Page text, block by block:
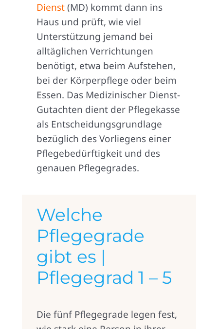
Dienst(MD) kommt dann ins
Haus und prüft, wie viel
Unterstützung jemand bei
alltäglichen Verrichtungen
benötigt, etwa beim Aufstehen,
bei der Körperpflege oder beim
Essen. Das Medizinischer Dienst-
Gutachten dient der Pflegekasse
als Entscheidungsgrundlage
bezüglich des Vorliegens einer
Pflegebedürftigkeit und des
genauen Pflegegrades.
Welche
Pflegegrade
gibt es |
Pflegegrad 1 – 5
Die fünf Pflegegrade legen fest,